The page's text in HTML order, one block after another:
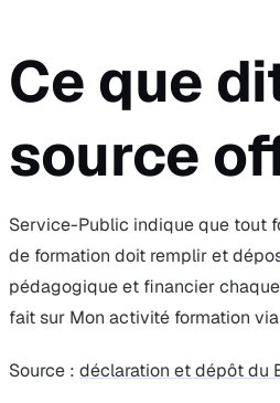
Ce que
source
Service-Public indique que tout
de formation doit remplir et
pédagogique et financier
fait sur Mon activité formation
Source : déclaration et dépôt du